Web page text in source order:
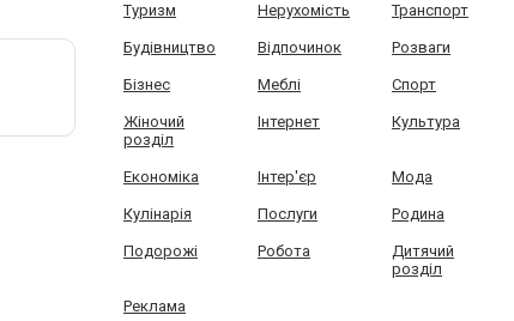
Туризм Нерухомість Транспорт
Будівництво Відпочинок Розваги
Бізнес Меблі Спорт
Жіночий
розділ
Інтернет Культура
Економіка Інтер'єр Мода
Кулінарія Послуги Родина
Подорожі Робота
Дитячий
розділ
Реклама